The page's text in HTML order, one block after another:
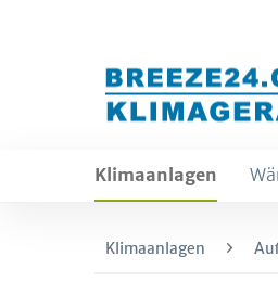
Klimaanlagen
Klimaanlagen